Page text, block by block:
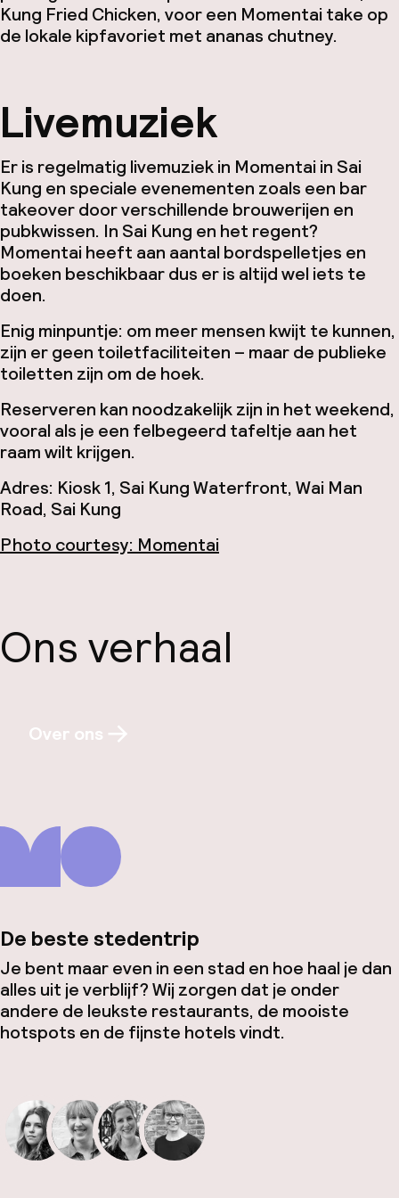
Kung Fried Chicken, voor een Momentai take op
de lokale kipfavoriet met ananas chutney.
Livemuziek
Er is regelmatig livemuziek in Momentai in Sai
Kung en speciale evenementen zoals een bar
takeover door verschillende brouwerijen en
pubkwissen. In Sai Kung en het regent?
Momentai heeft aan aantal bordspelletjes en
boeken beschikbaar dus er is altijd wel iets te
doen.
Enig minpuntje: om meer mensen kwijt te kunnen,
zijn er geen toiletfaciliteiten – maar de publieke
toiletten zijn om de hoek.
Reserveren kan noodzakelijk zijn in het weekend,
vooral als je een felbegeerd tafeltje aan het
raam wilt krijgen.
Adres: Kiosk 1, Sai Kung Waterfront, Wai Man
Road, Sai Kung
Photo courtesy: Momentai
Ons verhaal
Over ons
De beste stedentrip
Je bent maar even in een stad en hoe haal je dan
alles uit je verblijf? Wij zorgen dat je onder
andere de leukste restaurants, de mooiste
hotspots en de fijnste hotels vindt.